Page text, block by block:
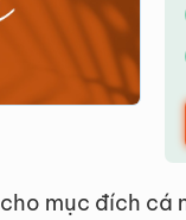
mục đích cá